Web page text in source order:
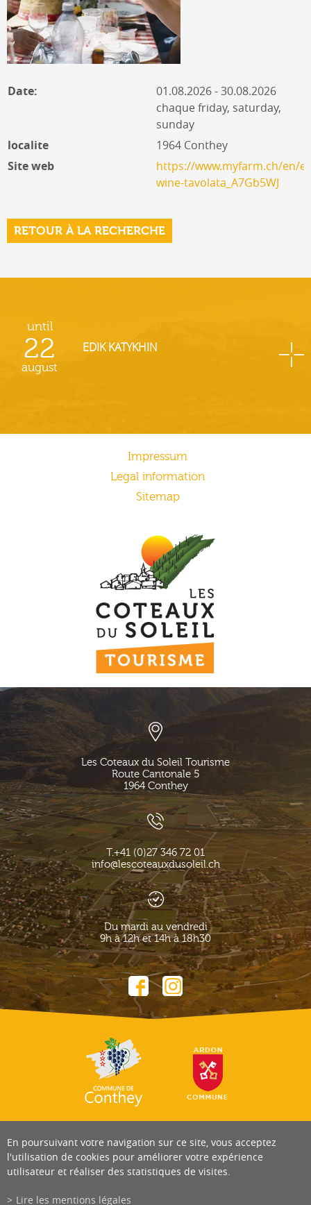
Date:
01.08.2026 - 30.08.2026
chaque friday, saturday,
sunday
localite
1964 Conthey
Site web
https://www.myfarm.ch/en/
wine-tavolata_A7Gb5WJ
RETOUR À LA RECHERCHE
until
22
august
EDIK KATYKHIN
Impressum
Legal information
Sitemap
Les Coteaux du Soleil Tourisme
Route Cantonale 5
1964 Conthey
T.+41 (0)27 346 72 01
info@lescoteauxdusoleil.ch
Du mardi au vendredi
9h à 12h et 14h à 18h30
En poursuivant votre navigation sur ce site, vous acceptez
l'utilisation de cookies pour améliorer votre expérience
utilisateur et réaliser des statistiques de visites.
Lire les mentions légales